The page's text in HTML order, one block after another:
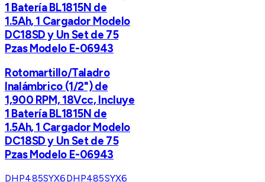
1 Batería BL1815N de
1.5Ah, 1 Cargador Modelo
DC18SD y Un Set de 75
Pzas Modelo E-06943
Rotomartillo/Taladro
Inalámbrico (1/2") de
1,900 RPM, 18Vcc, Incluye
1 Batería BL1815N de
1.5Ah, 1 Cargador Modelo
DC18SD y Un Set de 75
Pzas Modelo E-06943
DHP485SYX6DHP485SYX6